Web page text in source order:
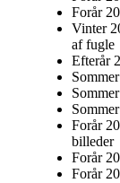
Forår
Vinter
af fugle
Efterår
Forår
billeder
Forår
Forår